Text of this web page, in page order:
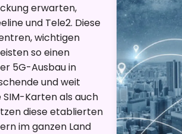
erwarten,
und Tele2. Diese
wichtigen
so einen
5G-Ausbau in
und weit
Karten als auch
diese etablierten
im ganzen Land